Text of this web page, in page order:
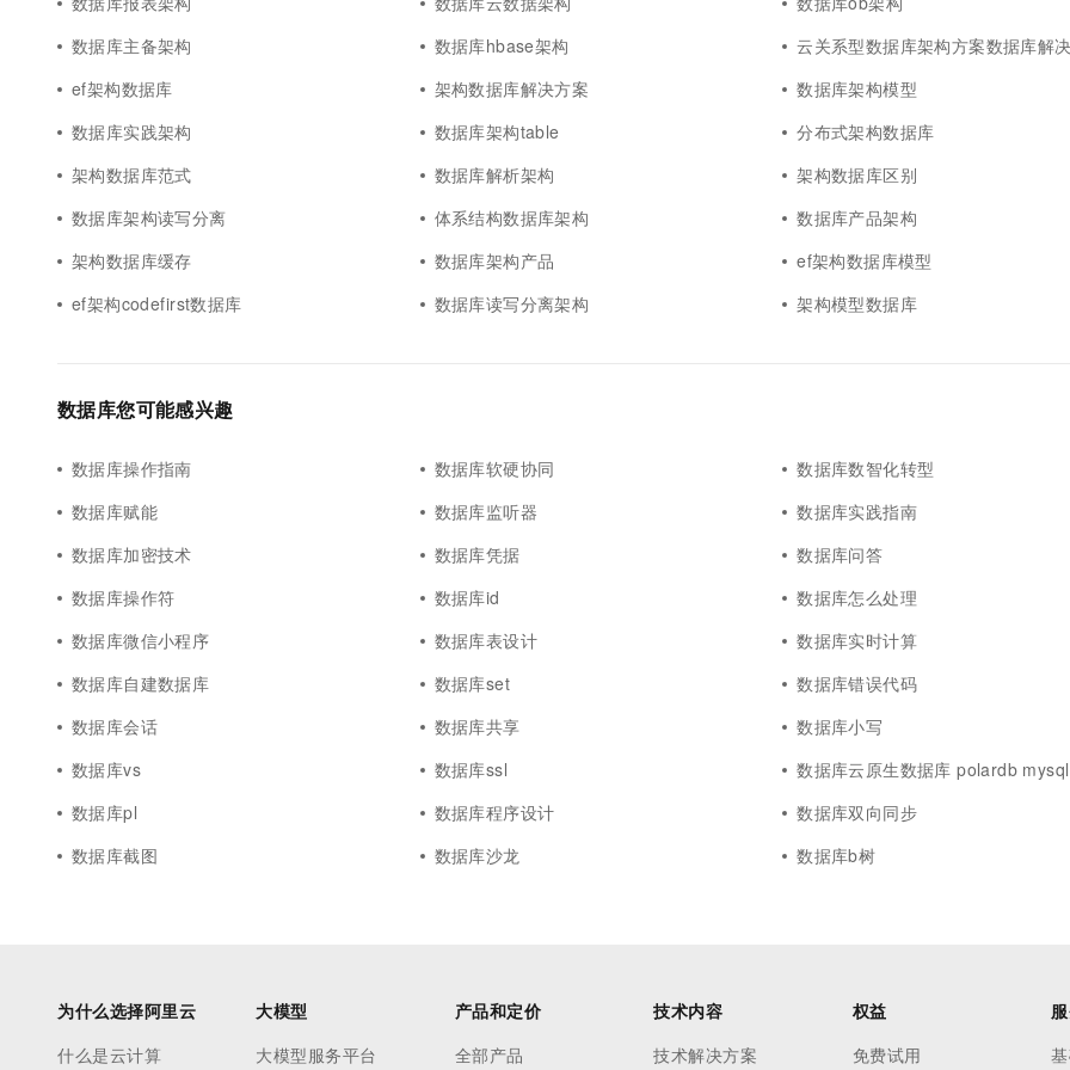
数据库主备架构
数据库hbase架构
云关系型数据库架构方案数据库解决方
ef架构数据库
架构数据库解决方案
数据库架构模型
数据库实践架构
数据库架构table
分布式架构数据库
架构数据库范式
数据库解析架构
架构数据库区别
数据库架构读写分离
体系结构数据库架构
数据库产品架构
架构数据库缓存
数据库架构产品
ef架构数据库模型
ef架构codefirst数据库
数据库读写分离架构 架构模型数据库
数据库您可能感兴趣
数据库操作指南 数据库软硬协同
数据库数智化转型
数据库赋能
数据库监听器
数据库实践指南
数据库加密技术
数据库凭据
数据库问答
数据库操作符
数据库id
数据库怎么处理
数据库微信小程序
数据库表设计
数据库实时计算
数据库自建数据库
数据库set
数据库错误代码
数据库会话
数据库共享
数据库小写
数据库vs
数据库ssl
数据库云原生数据库 polardb
数据库pl
数据库程序设计
数据库双向同步
数据库截图
数据库沙龙 数据库b树
为什么选择阿里云
什么是云计算
大模型
大模型服务平台
产品和定价
全部产品
技术内容
技术解决方案
权益
免费试用